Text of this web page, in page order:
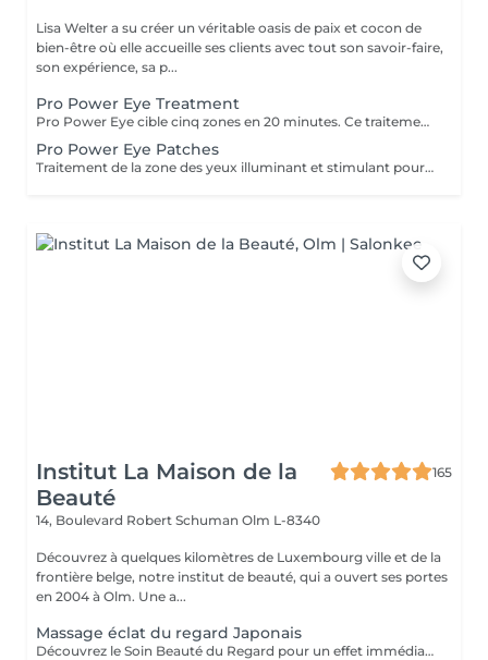
Lisa Welter a su créer un véritable oasis de paix et cocon de
bien-être où elle accueille ses clients avec tout son savoir-faire,
son expérience, sa p...
Pro Power Eye Treatment
Pro Power Eye cible cinq zones en 20 minutes. Ce traitement de la peau offre un soin complet de la zone complexe des yeux et cible les muscles faciaux, les réseaux de macro et micro circulation, et la texture de la peau à l'aide de patchs aux acides de fruits et l'utilisation de micro courant.
Pro Power Eye Patches
Traitement de la zone des yeux illuminant et stimulant pour les réseaux de macro et micro circulation et la texture de la peau à l'aide de patches aux acides de fruits.
Institut La Maison de la
Beauté
165
14, Boulevard Robert Schuman Olm L-8340
Découvrez à quelques kilomètres de Luxembourg ville et de la
frontière belge, notre institut de beauté, qui a ouvert ses portes
en 2004 à Olm. Une a...
Massage éclat du regard Japonais
Découvrez le Soin Beauté du Regard pour un effet immédiat et visible. Grâce au drainage, aux points d'acupression et au massage stimulant, le regard est défatigué, les cernes et poches atténués, et les ridules lissées dès la première séance. Un moment de détente profonde, idéal seul ou en complément d'un soin, pour un regard lumineux et reposé.